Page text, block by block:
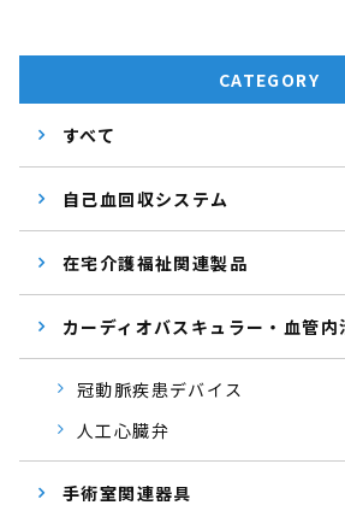
CATEGORY
すべて
自己血回収システム
在宅介護福祉関連製品
カーディオバスキュラー・血管内
冠動脈疾患デバイス
人工心臓弁
手術室関連器具